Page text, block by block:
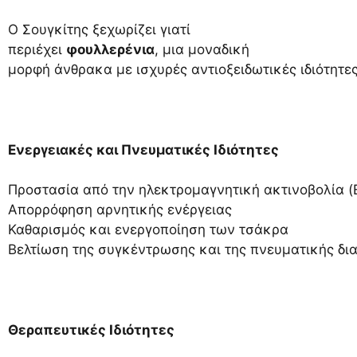
Ο Σουγκίτης ξεχωρίζει γιατί
περιέχει φουλλερένια, μια μοναδική
μορφή άνθρακα με ισχυρές αντιοξειδωτικές
Ενεργειακές και Πνευματικές Ιδιότητες
Προστασία από την ηλεκτρομαγνητική ακτινοβολία
Απορρόφηση αρνητικής ενέργειας
Καθαρισμός και ενεργοποίηση των τσάκρα
Βελτίωση της συγκέντρωσης και της πνευματικής
Θεραπευτικές Ιδιότητες